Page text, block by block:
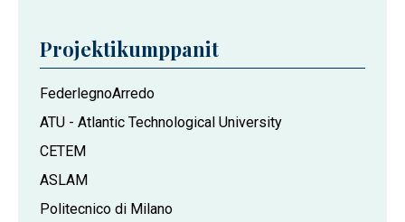
Projektikumppanit
FederlegnoArredo
ATU - Atlantic Technological University
CETEM
ASLAM
Politecnico di Milano